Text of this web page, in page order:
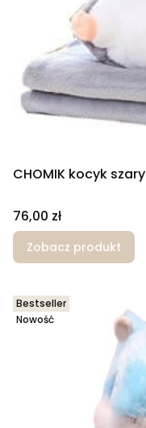
CHOMIK kocyk szary
Cena
76,00 zł
Zobacz produkt
Bestseller
Nowość